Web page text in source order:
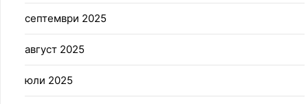
септември 2025
август 2025
юли 2025